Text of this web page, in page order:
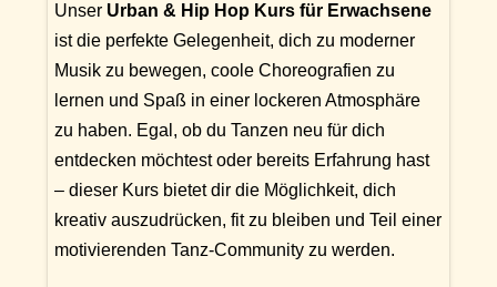
Unser Urban & Hip Hop Kurs für Erwachsene
ist die perfekte Gelegenheit, dich zu moderner
Musik zu bewegen, coole Choreografien zu
lernen und Spaß in einer lockeren Atmosphäre
zu haben. Egal, ob du Tanzen neu für dich
entdecken möchtest oder bereits Erfahrung hast
– dieser Kurs bietet dir die Möglichkeit, dich
kreativ auszudrücken, fit zu bleiben und Teil einer
motivierenden Tanz-Community zu werden.